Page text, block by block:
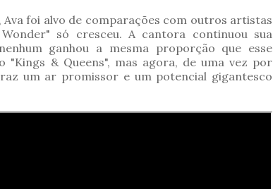
foi alvo de comparações com outros artistas
só cresceu. A cantora continuou sua
ganhou a mesma proporção que esse
"Kings & Queens", mas agora, de uma vez por
um ar promissor e um potencial gigantesco